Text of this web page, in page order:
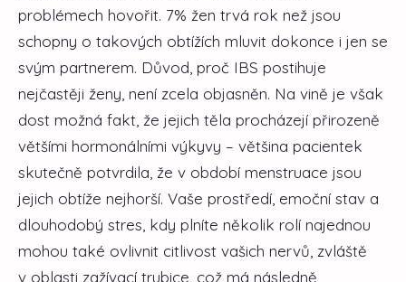
problémech hovořit. 7% žen trvá rok než jsou
schopny o takových obtížích mluvit dokonce i jen se
svým partnerem. Důvod, proč IBS postihuje
nejčastěji ženy, není zcela objasněn. Na vině je však
dost možná fakt, že jejich těla procházejí přirozeně
většími hormonálními výkyvy – většina pacientek
skutečně potvrdila, že v období menstruace jsou
jejich obtíže nejhorší. Vaše prostředí, emoční stav a
dlouhodobý stres, kdy plníte několik rolí najednou
mohou také ovlivnit citlivost vašich nervů, zvláště
v oblasti zažívací trubice, což má následně